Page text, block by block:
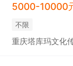
5000-10000
不限
重庆塔库玛文化